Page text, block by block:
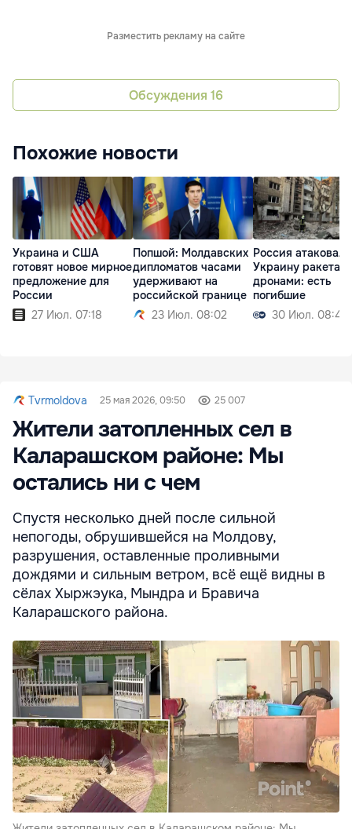
Разместить рекламу на сайте
Обсуждения 16
Похожие новости
Украина и США
готовят новое мирное
предложение для
России
27 Июл. 07:18
Попшой: Молдавских
дипломатов часами
удерживают на
российской границе
23 Июл. 08:02
Россия атаковала
Украину
дронами: есть
погибшие
30 Июл. 08:45
Tvrmoldova 25 мая 2026, 09:50 25 007
Жители затопленных сел в
Каларашском районе: Мы
остались ни с чем
Спустя несколько дней после сильной
непогоды, обрушившейся на Молдову,
разрушения, оставленные проливными
дождями и сильным ветром, всё ещё видны в
сёлах Хыржэука, Мындра и Бравича
Каларашского района.